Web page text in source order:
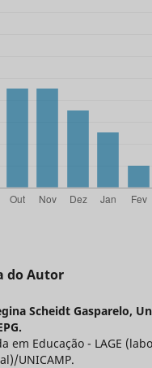
do Autor
Scheidt Gasparelo,
em Educação - LAGE
UNICAMP.